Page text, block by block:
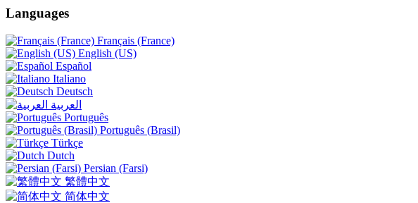
Languages
Français (France)
English (US)
Español
Italiano
Deutsch
العربية
Português
Português (Brasil)
Türkçe
Dutch
Persian (Farsi)
繁體中文
简体中文